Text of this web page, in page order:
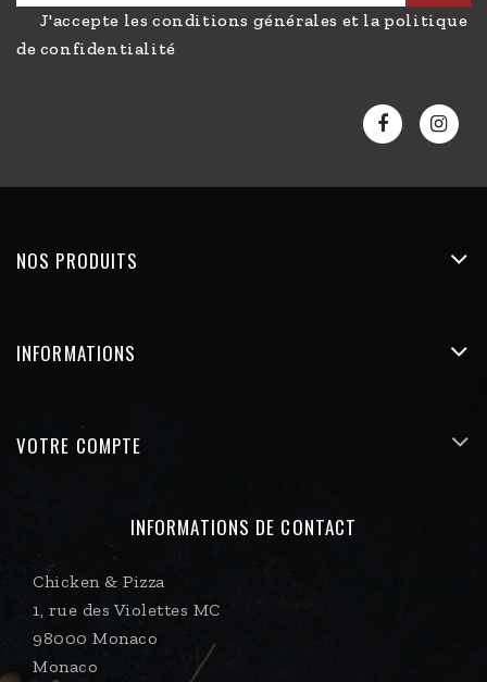
J'accepte les conditions générales et la politique
de confidentialité
NOS PRODUITS
INFORMATIONS
VOTRE COMPTE
INFORMATIONS DE CONTACT
Chicken & Pizza
1, rue des Violettes MC
98000 Monaco
Monaco